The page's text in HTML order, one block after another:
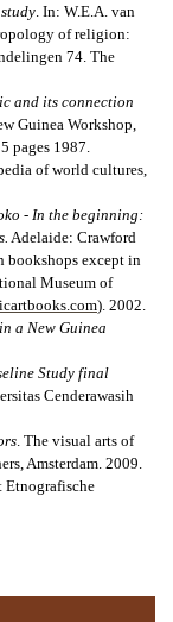
In: W.E.A. van
of religion:
74. The
and its connection
Guinea Workshop,
pages 1987.
of world cultures,
- In the beginning:
Adelaide: Crawford
bookshops except in
Museum of
). 2002.
a New Guinea
Study final
Cenderawasih
. The visual arts of
Amsterdam. 2009.
Etnografische